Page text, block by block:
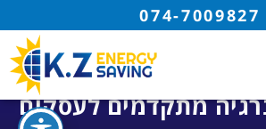
074-7009827
מתקדמים לעסקים